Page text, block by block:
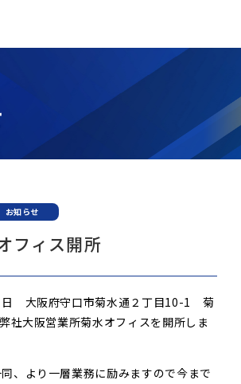
お知らせ
フィス開所
日 大阪府守口市菊水通２丁目10-1 菊
社大阪営業所菊水オフィスを開所しま
、より一層業務に励みますので今まで